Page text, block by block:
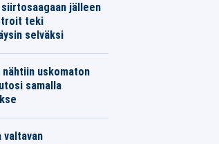
jälleen
teki
selväksi
uskomaton
samalla
valtavan